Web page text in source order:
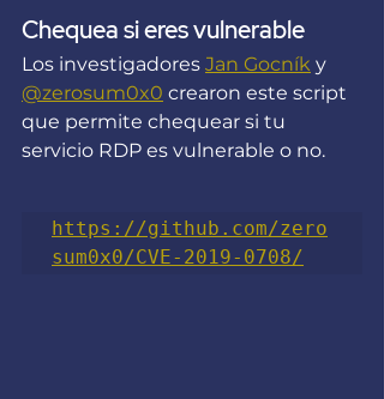
Chequea si eres vulnerable
Los investigadores Jan Gocník y
@zerosum0x0 crearon este script
que permite chequear si tu
servicio RDP es vulnerable o no.
https://github.com/zero
sum0x0/CVE-2019-0708/